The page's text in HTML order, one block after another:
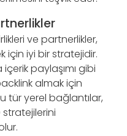
ve partnerlikler,
için iyi bir stratejidir.
paylaşımı gibi
almak için
tür yerel bağlantılar,
stratejilerini